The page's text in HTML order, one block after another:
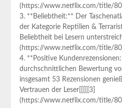
(https://www.netflix.com/title/
3. **Beliebtheit:** Der
der Kategorie Reptilien &
Beliebtheit bei Lesern
(https://www.netflix.com/title/
4. **Positive
durchschnittlichen Bewertung
insgesamt 53 Rezensionen
Vertrauen der Leser[[[[[3]
(https://www.netflix.com/title/